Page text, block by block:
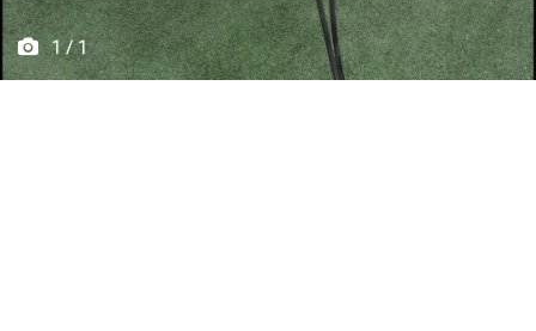
1 / 1